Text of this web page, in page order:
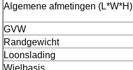
Algemene afmetingen (L*W*H)
GVW
Randgewicht
Loonslading
Wielbasis